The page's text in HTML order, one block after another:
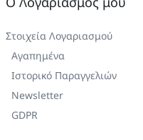
Στοιχεία Λογαριασμού
Αγαπημένα
Ιστορικό Παραγγελιών
Newsletter
GDPR